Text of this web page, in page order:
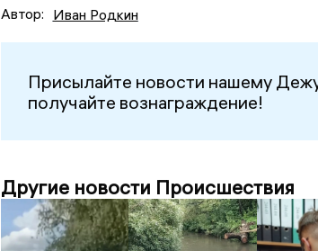
Автор: Иван Родкин
Присылайте новости нашему
получайте вознаграждение!
Другие новости Происшествия